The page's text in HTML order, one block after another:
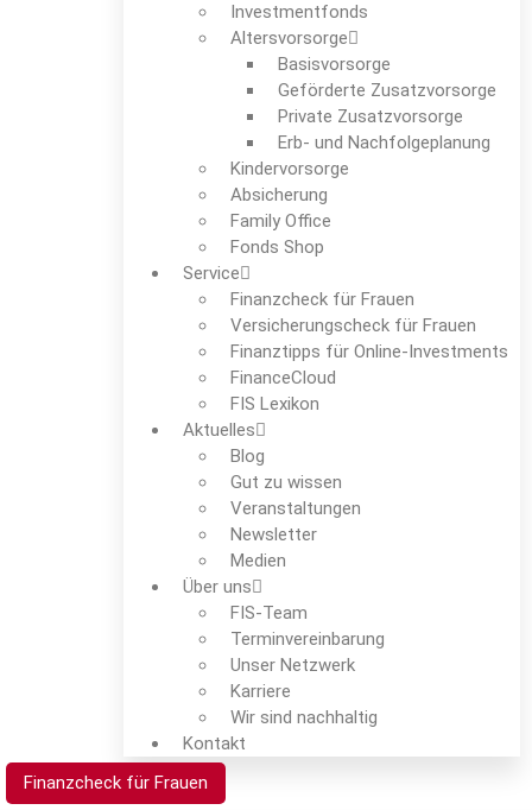
Investmentfonds
Altersvorsorge
Basisvorsorge
Geförderte Zusatzvorsorge
Private Zusatzvorsorge
Erb- und Nachfolgeplanung
Kindervorsorge
Absicherung
Family Office
Fonds Shop
Service
Finanzcheck für Frauen
Versicherungscheck für Frauen
Finanztipps für Online-Investments
FinanceCloud
FIS Lexikon
Aktuelles
Blog
Gut zu wissen
Veranstaltungen
Newsletter
Medien
Über uns
FIS-Team
Termin­verein­barung
Unser Netzwerk
Karriere
Wir sind nachhaltig
Kontakt
Finanzcheck für Frauen